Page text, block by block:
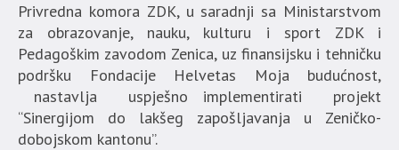
Privredna komora ZDK, u saradnji sa Ministarstvom
za obrazovanje, nauku, kulturu i sport ZDK i
Pedagoškim zavodom Zenica, uz finansijsku i tehničku
podršku Fondacije Helvetas Moja budućnost,
nastavlja uspješno implementirati projekt
“Sinergijom do lakšeg zapošljavanja u Zeničko-
dobojskom kantonu”.